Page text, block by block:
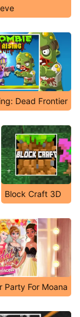
Dead Frontier
Block Craft 3D
Party For Moana